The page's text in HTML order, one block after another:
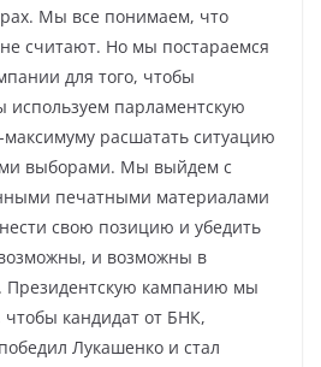
Мы все понимаем, что
считают. Но мы постараемся
для того, чтобы
парламентскую
расшатать ситуацию
выборами. Мы выйдем с
печатными материалами
свою позицию и убедить
и возможны в
Президентскую кампанию мы
чтобы кандидат от БНК,
Лукашенко и стал